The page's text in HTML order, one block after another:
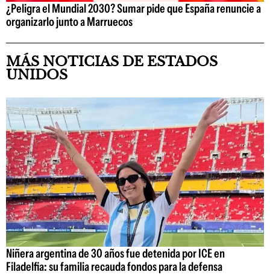
¿Peligra el Mundial 2030? Sumar pide que España renuncie a
organizarlo junto a Marruecos
MÁS NOTICIAS DE ESTADOS
UNIDOS
Niñera argentina de 30 años fue detenida por ICE en
Filadelfia: su familia recauda fondos para la defensa